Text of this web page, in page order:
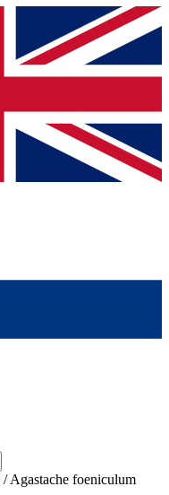
/ Agastache foeniculum